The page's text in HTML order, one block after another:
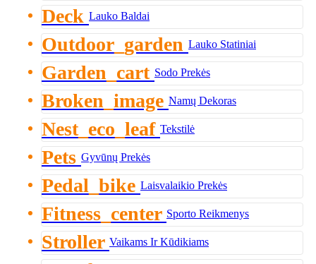
Deck Lauko Baldai
Outdoor_garden Lauko Statiniai
Garden_cart Sodo Prekės
Broken_image Namų Dekoras
Nest_eco_leaf Tekstilė
Pets Gyvūnų Prekės
Pedal_bike Laisvalaikio Prekės
Fitness_center Sporto Reikmenys
Stroller Vaikams Ir Kūdikiams